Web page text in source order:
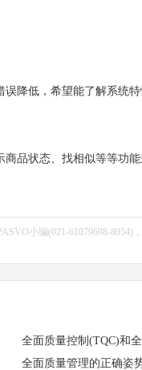
低，希望能了解系统特
状态、找相似等等功能
小编(021-61079698-8054)
全面质量控制(TQC)和
全面质量管理的正确姿